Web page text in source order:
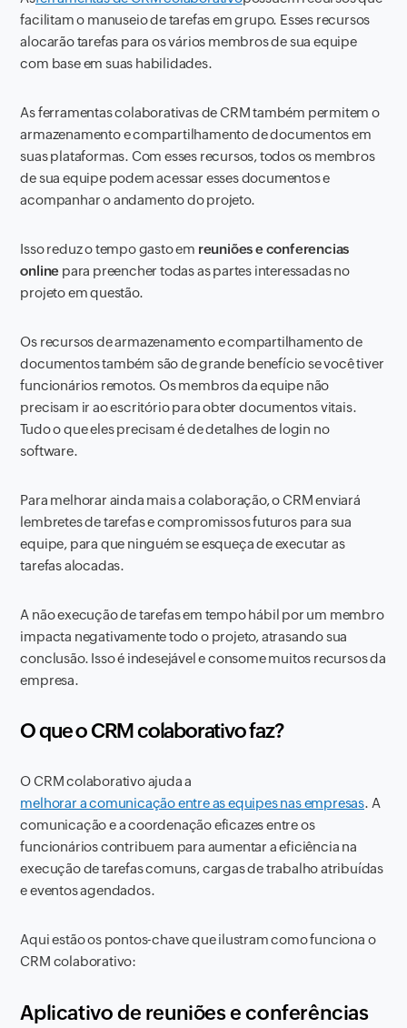
facilitam o manuseio de tarefas em grupo. Esses recursos
alocarão tarefas para os vários membros de sua equipe
com base em suas habilidades.
As ferramentas colaborativas de CRM também permitem o
armazenamento e compartilhamento de documentos em
suas plataformas. Com esses recursos, todos os membros
de sua equipe podem acessar esses documentos e
acompanhar o andamento do projeto.
Isso reduz o tempo gasto em reuniões e conferencias
online para preencher todas as partes interessadas no
projeto em questão.
Os recursos de armazenamento e compartilhamento de
documentos também são de grande benefício se você tiver
funcionários remotos. Os membros da equipe não
precisam ir ao escritório para obter documentos vitais.
Tudo o que eles precisam é de detalhes de login no
software.
Para melhorar ainda mais a colaboração, o CRM enviará
lembretes de tarefas e compromissos futuros para sua
equipe, para que ninguém se esqueça de executar as
tarefas alocadas.
A não execução de tarefas em tempo hábil por um membro
impacta negativamente todo o projeto, atrasando sua
conclusão. Isso é indesejável e consome muitos recursos da
empresa.
O que o CRM colaborativo faz?
O CRM colaborativo ajuda a
melhorar a comunicação entre as equipes nas empresas. A
comunicação e a coordenação eficazes entre os
funcionários contribuem para aumentar a eficiência na
execução de tarefas comuns, cargas de trabalho atribuídas
e eventos agendados.
Aqui estão os pontos-chave que ilustram como funciona o
CRM colaborativo:
Aplicativo de reuniões e conferências